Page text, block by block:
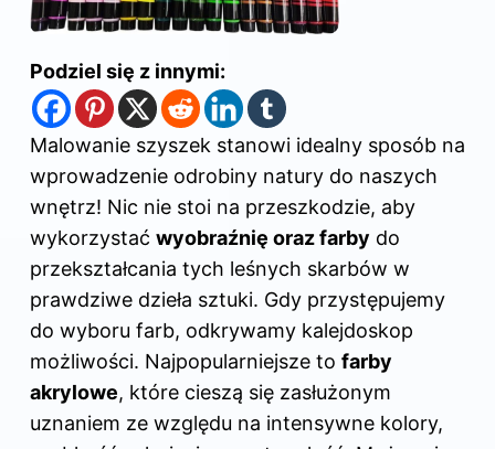
Podziel się z innymi:
Malowanie szyszek stanowi idealny sposób na
wprowadzenie odrobiny natury do naszych
wnętrz! Nic nie stoi na przeszkodzie, aby
wykorzystać wyobraźnię oraz farby do
przekształcania tych leśnych skarbów w
prawdziwe dzieła sztuki. Gdy przystępujemy
do wyboru farb, odkrywamy kalejdoskop
możliwości. Najpopularniejsze to farby
akrylowe, które cieszą się zasłużonym
uznaniem ze względu na intensywne kolory,